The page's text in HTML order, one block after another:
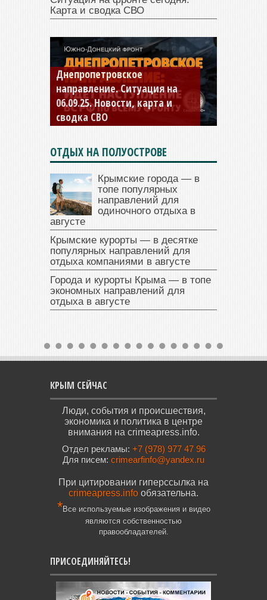
Карта и сводка СВО
Константиновское
направление. Ситуация на
04.09.25 Новости, карта и
сводка СВО
ОТДЫХ НА ПОЛУОСТРОВЕ
Крымские города — в
топе популярных
направлений для
одиночного отдыха в
августе
Крымские курорты — в десятке
популярных направлений для
отдыха компаниями в августе
Города и курорты Крыма — в топе
экономных направлений для
отдыха в августе
КРЫМ СЕЙЧАС
Люди, события и происшествия,
экономика и политика в центре
внимания на crimeapress.info.
Отдел рекламы: +7 (978) 977 47 96
Для писем: crimearfinfo@yandex.ru
При цитировании гиперссылка на
crimeapress.info обязательна.
*Все используемые изображения и видео
являются собственностью
правообладателей.
ПРИСОЕДИНЯЙТЕСЬ!